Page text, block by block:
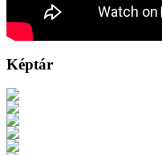
Képtár